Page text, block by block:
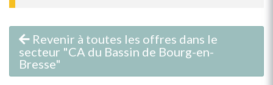
Revenir à toutes les offres dans le
secteur "CA du Bassin de Bourg-en-
Bresse"